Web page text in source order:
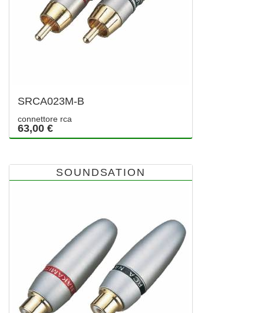
SRCA023M-B
connettore rca
63,00 €
SOUNDSATION